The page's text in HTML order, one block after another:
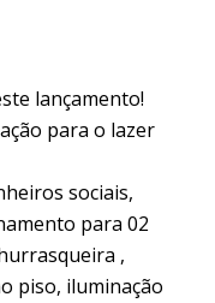
lançamento!
para o lazer
sociais,
para 02
,
piso, iluminação